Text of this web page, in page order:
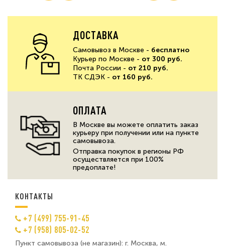
ДОСТАВКА
Самовывоз в Москве - бесплатно
Курьер по Москве - от 300 руб.
Почта России - от 210 руб.
ТК СДЭК - от 160 руб.
ОПЛАТА
В Москве вы можете оплатить заказ
курьеру при получении или на пункте
самовывоза.
Отправка покупок в регионы РФ
осуществляется при 100%
предоплате!
КОНТАКТЫ
+7 (499) 755-91-45
+7 (958) 805-02-52
Пункт самовывоза (не магазин): г. Москва, м.